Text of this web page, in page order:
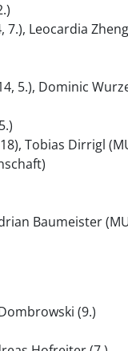
Leocardia
5.), Dominic
Tobias Dirrigl
Baumeister
(9.)